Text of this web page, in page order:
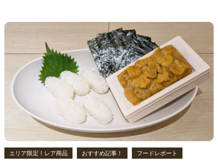
エリア限定！レア商品 おすすめ記事！ フードレポート